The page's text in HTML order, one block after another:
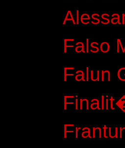
Falso
Falun